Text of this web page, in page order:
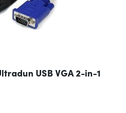
USB VGA 2-in-1